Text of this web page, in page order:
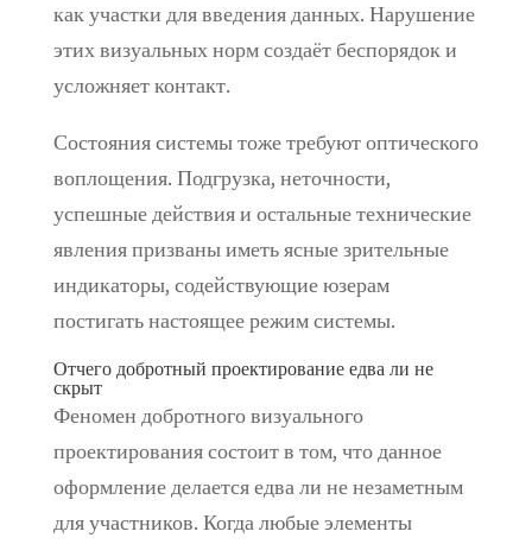
как участки для введения данных. Нарушение
этих визуальных норм создаёт беспорядок и
усложняет контакт.
Состояния системы тоже требуют оптического
воплощения. Подгрузка, неточности,
успешные действия и остальные технические
явления призваны иметь ясные зрительные
индикаторы, содействующие юзерам
постигать настоящее режим системы.
Отчего добротный проектирование едва ли не
скрыт
Феномен добротного визуального
проектирования состоит в том, что данное
оформление делается едва ли не незаметным
для участников. Когда любые элементы